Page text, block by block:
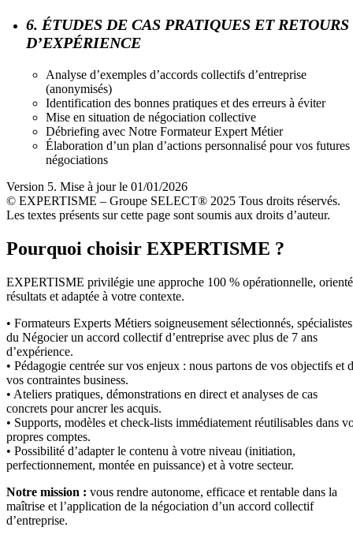
6. ÉTUDES DE CAS PRATIQUES ET RETOURS
D’EXPÉRIENCE
Analyse d’exemples d’accords collectifs d’entreprise
(anonymisés)
Identification des bonnes pratiques et des erreurs à éviter
Mise en situation de négociation collective
Débriefing avec Notre Formateur Expert Métier
Élaboration d’un plan d’actions personnalisé pour vos futures
négociations
Version 5. Mise à jour le 01/01/2026
© EXPERTISME – Groupe SELECT® 2025 Tous droits réservés.
Les textes présents sur cette page sont soumis aux droits d’auteur.
Pourquoi choisir EXPERTISME ?
EXPERTISME privilégie une approche 100 % opérationnelle,
résultats et adaptée à votre contexte.
• Formateurs Experts Métiers soigneusement sélectionnés, spécialistes
du Négocier un accord collectif d’entreprise avec plus de 7 ans
d’expérience.
• Pédagogie centrée sur vos enjeux : nous partons de vos objectifs et
vos contraintes business.
• Ateliers pratiques, démonstrations en direct et analyses de cas
concrets pour ancrer les acquis.
• Supports, modèles et check-lists immédiatement réutilisables dans
propres comptes.
• Possibilité d’adapter le contenu à votre niveau (initiation,
perfectionnement, montée en puissance) et à votre secteur.
Notre mission : vous rendre autonome, efficace et rentable dans la
maîtrise et l’application de la négociation d’un accord collectif
d’entreprise.